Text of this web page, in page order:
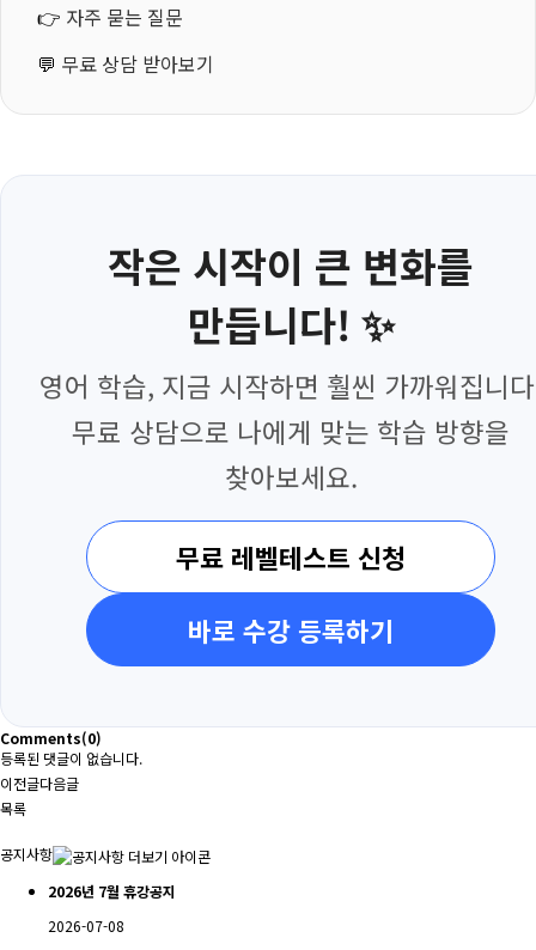
👉 자주 묻는 질문
💬 무료 상담 받아보기
작은 시작이 큰 변화를
만듭니다! ✨
영어 학습, 지금 시작하면 훨씬 가까워집니
무료 상담으로 나에게 맞는 학습 방향을
찾아보세요.
무료 레벨테스트 신청
바로 수강 등록하기
Comments(0)
등록된 댓글이 없습니다.
이전글다음글
목록
공지사항
2026년 7월 휴강공지
2026-07-08